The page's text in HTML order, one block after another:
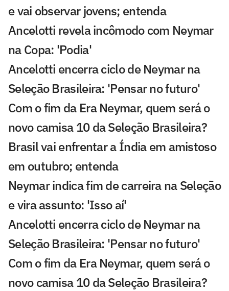
e vai observar jovens; entenda
Ancelotti revela incômodo com Neymar
na Copa: 'Podia'
Ancelotti encerra ciclo de Neymar na
Seleção Brasileira: 'Pensar no futuro'
Com o fim da Era Neymar, quem será o
novo camisa 10 da Seleção Brasileira?
Brasil vai enfrentar a Índia em amistoso
em outubro; entenda
Neymar indica fim de carreira na Seleção
e vira assunto: 'Isso aí'
Ancelotti encerra ciclo de Neymar na
Seleção Brasileira: 'Pensar no futuro'
Com o fim da Era Neymar, quem será o
novo camisa 10 da Seleção Brasileira?